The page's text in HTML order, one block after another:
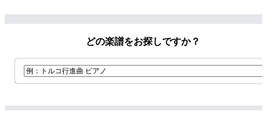
どの楽譜をお探しですか？